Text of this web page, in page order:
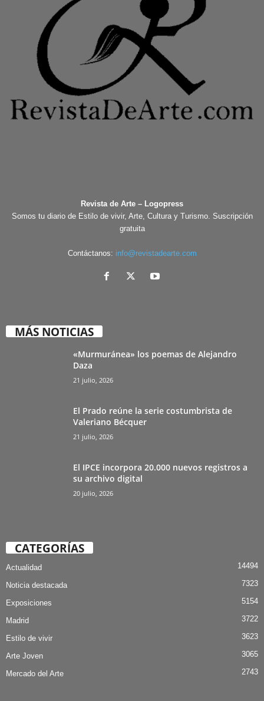
Revista de Arte – Logopress
Somos tu diario de Estilo de vivir, Arte, Cultura y Turismo. Suscripción
gratuita
Contáctanos: info@revistadearte.com
MÁS NOTICIAS
«Murmuránea» los poemas de Alejandro
Daza
21 julio, 2026
El Prado reúne la serie costumbrista de
Valeriano Bécquer
21 julio, 2026
El IPCE incorpora 20.000 nuevos registros a
su archivo digital
20 julio, 2026
CATEGORÍAS
Actualidad 14494
Noticia destacada 7323
Exposiciones 5154
Madrid 3722
Estilo de vivir 3623
Arte Joven 3065
Mercado del Arte 2743